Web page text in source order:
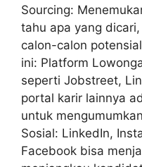
Sourcing:
tahu apa yang
calon-calon
ini: Platform
seperti Jobstreet,
portal karir lainnya
untuk
Sosial: LinkedIn,
Facebook bisa